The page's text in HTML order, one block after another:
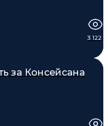
3 122
за Консейсана